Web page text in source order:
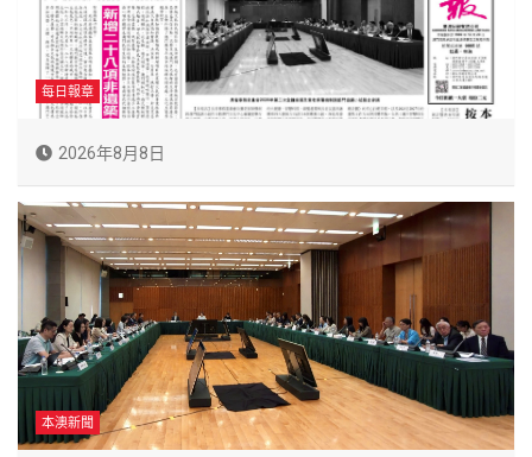
每日報章
2026年8月8日
本澳新聞